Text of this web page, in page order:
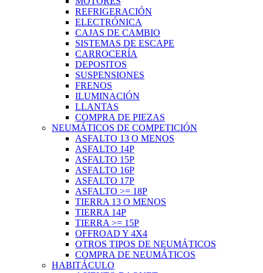
REFRIGERACIÓN
ELECTRÓNICA
CAJAS DE CAMBIO
SISTEMAS DE ESCAPE
CARROCERÍA
DEPOSITOS
SUSPENSIONES
FRENOS
ILUMINACIÓN
LLANTAS
COMPRA DE PIEZAS
NEUMÁTICOS DE COMPETICIÓN
ASFALTO 13 O MENOS
ASFALTO 14P
ASFALTO 15P
ASFALTO 16P
ASFALTO 17P
ASFALTO >= 18P
TIERRA 13 O MENOS
TIERRA 14P
TIERRA >= 15P
OFFROAD Y 4X4
OTROS TIPOS DE NEUMÁTICOS
COMPRA DE NEUMÁTICOS
HABITÁCULO